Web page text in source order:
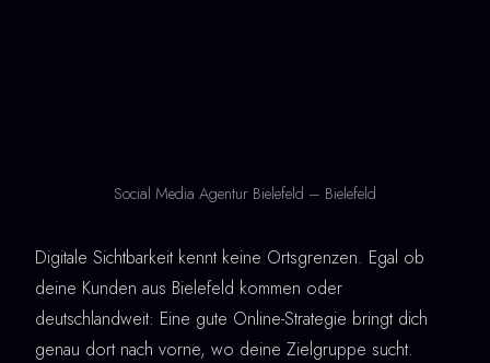
Social Media Agentur Bielefeld – Bielefeld
Digitale Sichtbarkeit kennt keine Ortsgrenzen. Egal ob
deine Kunden aus Bielefeld kommen oder
deutschlandweit: Eine gute Online-Strategie bringt dich
genau dort nach vorne, wo deine Zielgruppe sucht.